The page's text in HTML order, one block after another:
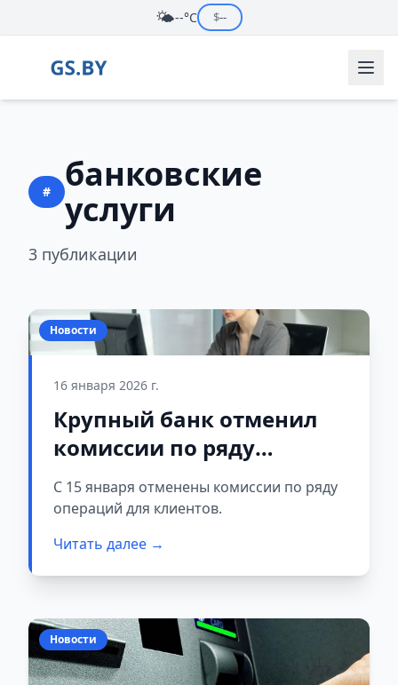
🌤️--°C $--
#
банковские
услуги
3 публикации
Новости
16 января 2026 г.
Крупный банк отменил
комиссии по ряду
операций для физлиц
С 15 января отменены комиссии по ряду
операций для клиентов.
Читать далее →
Новости